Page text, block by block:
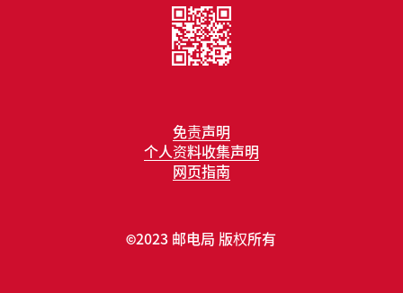
免责声明
个人资料收集声明
网页指南
©2023 邮电局 版权所有